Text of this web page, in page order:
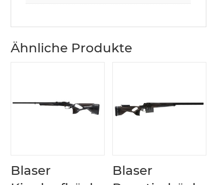
Ähnliche Produkte
Blaser
Blaser